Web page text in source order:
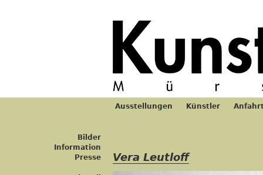
Vera Leutloff
Ausstellungen Künstler
Bilder
Information
Presse